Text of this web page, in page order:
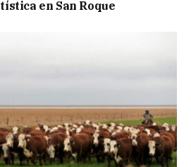
en San Roque